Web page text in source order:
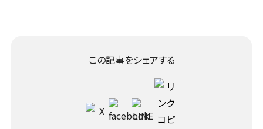
この記事をシェアする